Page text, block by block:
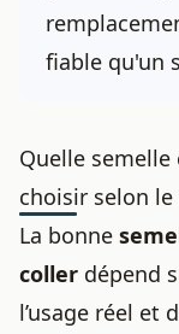
fiable qu'un
Quelle
choisir selon
La bonne
coller dépend
l’usage réel et